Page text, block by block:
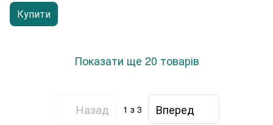
Купити
Показати ще 20 товарів
Назад 1 з 3 Вперед